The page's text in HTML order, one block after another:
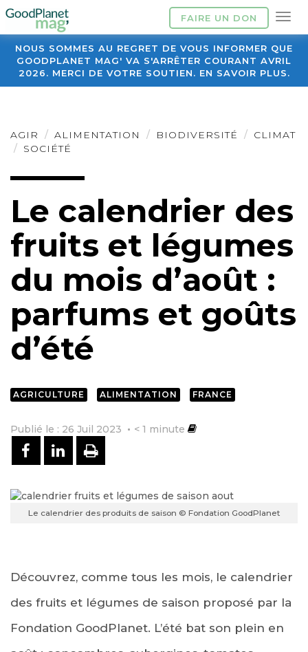
FAIRE UN DON
NOUS SOMMES AU REGRET DE VOUS INFORMER QUE
GOODPLANET MAG' VA S'ARRÊTER COURANT AVRIL
2026. MERCI DE VOTRE SOUTIEN. EN SAVOIR PLUS.
AGIR ALIMENTATION BIODIVERSITÉ
CLIMAT
SOCIÉTÉ
Le calendrier des
fruits et légumes
du mois d’août :
parfums et goûts
d’été
AGRICULTURE ALIMENTATION FRANCE
Publié le : 26 Juil 2023 < 1 minute
PARTAGER SUR FACEBOOK
PARTAGER SUR LINKEDIN
IMPRIMER
Le calendrier des produits de saison © Fondation GoodPlanet
Découvrez, comme tous les mois, le calendrier
des fruits et légumes de saison proposé par la
Fondation GoodPlanet. L’été bat son plein en